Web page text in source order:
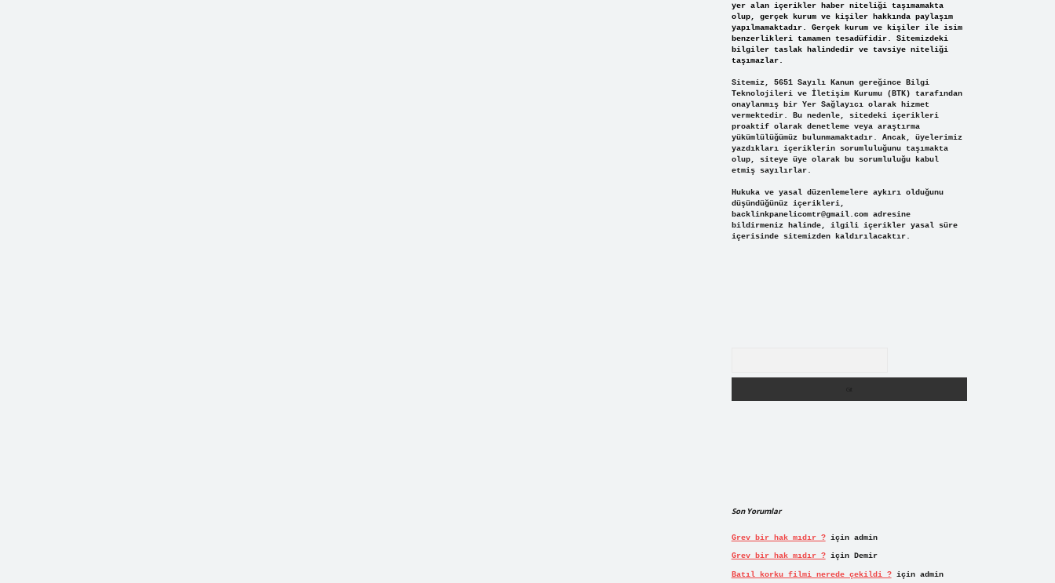
yer alan içerikler haber niteliği taşımamakta
olup, gerçek kurum ve kişiler hakkında paylaşım
yapılmamaktadır. Gerçek kurum ve kişiler ile isim
benzerlikleri tamamen tesadüfidir. Sitemizdeki
bilgiler taslak halindedir ve tavsiye niteliği
taşımazlar.
Sitemiz, 5651 Sayılı Kanun gereğince Bilgi
Teknolojileri ve İletişim Kurumu (BTK) tarafından
onaylanmış bir Yer Sağlayıcı olarak hizmet
vermektedir. Bu nedenle, sitedeki içerikleri
proaktif olarak denetleme veya araştırma
yükümlülüğümüz bulunmamaktadır. Ancak, üyelerimiz
yazdıkları içeriklerin sorumluluğunu taşımakta
olup, siteye üye olarak bu sorumluluğu kabul
etmiş sayılırlar.
Hukuka ve yasal düzenlemelere aykırı olduğunu
düşündüğünüz içerikleri,
backlinkpanelicomtr@gmail.comadresine
bildirmeniz halinde, ilgili içerikler yasal süre
içerisinde sitemizden kaldırılacaktır.
Son Yorumlar
Grev bir hak mıdır ?için admin
Grev bir hak mıdır ?için Demir
Batıl korku filmi nerede çekildi ?için admin